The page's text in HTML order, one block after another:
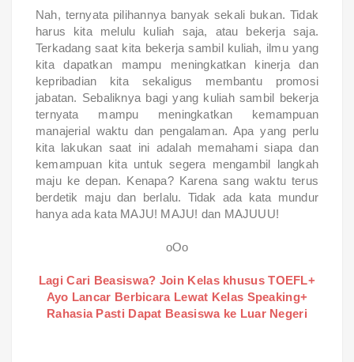
Nah, ternyata pilihannya banyak sekali bukan. Tidak
harus kita melulu kuliah saja, atau bekerja saja.
Terkadang saat kita bekerja sambil kuliah, ilmu yang
kita dapatkan mampu meningkatkan kinerja dan
kepribadian kita sekaligus membantu promosi
jabatan. Sebaliknya bagi yang kuliah sambil bekerja
ternyata mampu meningkatkan kemampuan
manajerial waktu dan pengalaman. Apa yang perlu
kita lakukan saat ini adalah memahami siapa dan
kemampuan kita untuk segera mengambil langkah
maju ke depan. Kenapa? Karena sang waktu terus
berdetik maju dan berlalu. Tidak ada kata mundur
hanya ada kata MAJU! MAJU! dan MAJUUU!
oOo
Lagi Cari Beasiswa? Join Kelas khusus TOEFL+
Ayo Lancar Berbicara Lewat Kelas Speaking+
Rahasia Pasti Dapat Beasiswa ke Luar Negeri